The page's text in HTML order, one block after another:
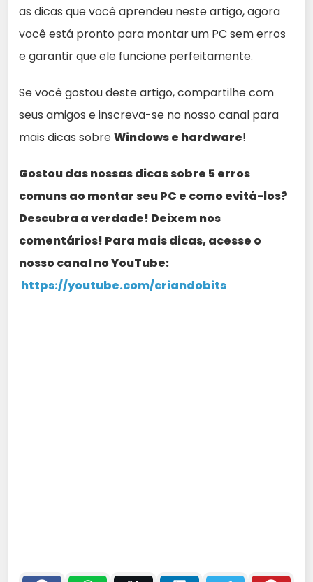
as dicas que você aprendeu neste artigo, agora
você está pronto para montar um PC sem erros
e garantir que ele funcione perfeitamente.
Se você gostou deste artigo, compartilhe com
seus amigos e inscreva-se no nosso canal para
mais dicas sobreWindows e hardware!
Gostou das nossas dicas sobre 5 erros
comuns ao montar seu PC e como evitá-los?
Descubra a verdade! Deixem nos
comentários! Para mais dicas, acesse o
nosso canal no YouTube:
https://youtube.com/criandobits